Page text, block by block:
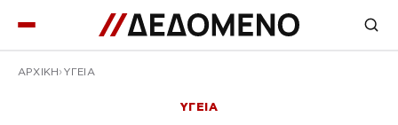
ΑΡΧΙΚΉ ΥΓΕΙΑ
ΥΓΕΙΑ